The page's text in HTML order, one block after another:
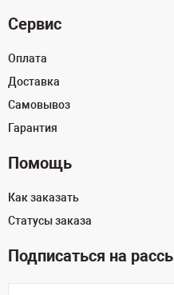
Сервис
Оплата
Доставка
Самовывоз
Гарантия
Помощь
Как заказать
Статусы заказа
Подписаться на